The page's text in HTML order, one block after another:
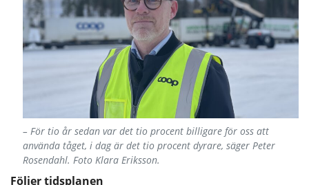
– För tio år sedan var det tio procent billigare för oss att
använda tåget, i dag är det tio procent dyrare, säger Peter
Rosendahl. Foto Klara Eriksson.
Följer tidsplanen